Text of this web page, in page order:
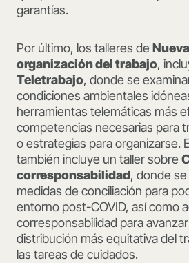
garantías.
Por último, los talleres de
organización del trabajo,
Teletrabajo, donde se
condiciones ambientales
herramientas telemáticas más
competencias necesarias para
o estrategias para organizarse.
también incluye un taller sobre
corresponsabilidad, donde se
medidas de conciliación para
entorno post-COVID, así como
corresponsabilidad para
distribución más equitativa del
las tareas de cuidados.